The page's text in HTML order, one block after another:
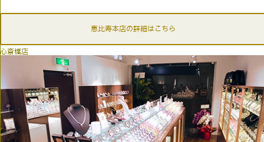
恵比寿本店の詳細はこちら
心斎橋店